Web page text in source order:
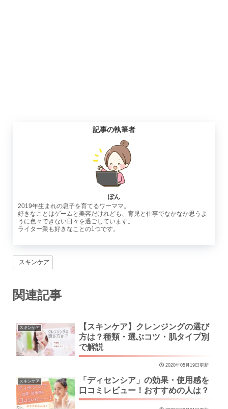
記事の執筆者
ぽん
2019年生まれの息子を育てるワーママ。
好きなことはゲームと美容だけれども、育児と仕事でなかなか思うよ
うに色々できない日々を過ごしています。
ライター業も好きなことの1つです。
スキンケア
関連記事
スキンケア
【スキンケア】クレンジングの選び
方は？種類・選ぶコツ・肌タイプ別
で解説
2020年05月19日更新
スキンケア
「ディセンシア」の効果・使用感を
口コミレビュー！おすすめの人は？